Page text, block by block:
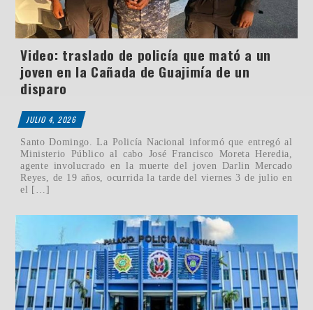
Video: traslado de policía que mató a un
joven en la Cañada de Guajimía de un
disparo
JULIO 4, 2026
Santo Domingo. La Policía Nacional informó que entregó al
Ministerio Público al cabo José Francisco Moreta Heredia,
agente involucrado en la muerte del joven Darlin Mercado
Reyes, de 19 años, ocurrida la tarde del viernes 3 de julio en
el […]